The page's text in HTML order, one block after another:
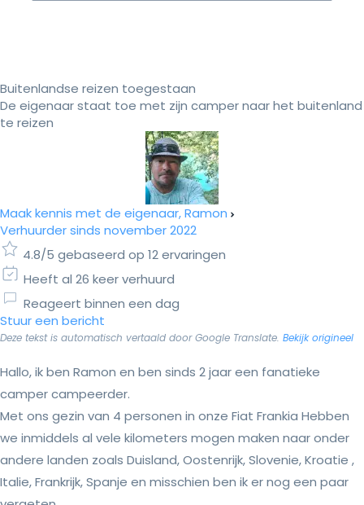
Buitenlandse reizen toegestaan
De eigenaar staat toe met zijn camper naar het buitenland
te reizen
Maak kennis met de eigenaar, Ramon
Verhuurder sinds november 2022
4.8/5 gebaseerd op 12 ervaringen
Heeft al 26 keer verhuurd
Reageert binnen een dag
Stuur een bericht
Deze tekst is automatisch vertaald door Google Translate. Bekijk origineel
Hallo, ik ben Ramon en ben sinds 2 jaar een fanatieke
camper campeerder.
Met ons gezin van 4 personen in onze Fiat Frankia Hebben
we inmiddels al vele kilometers mogen maken naar onder
andere landen zoals Duisland, Oostenrijk, Slovenie, Kroatie ,
Italie, Frankrijk, Spanje en misschien ben ik er nog een paar